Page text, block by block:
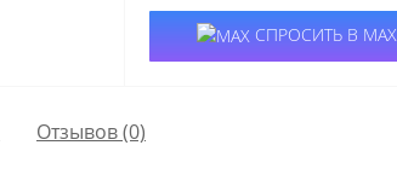
СПРОСИТЬ В MAX
Отзывов (0)